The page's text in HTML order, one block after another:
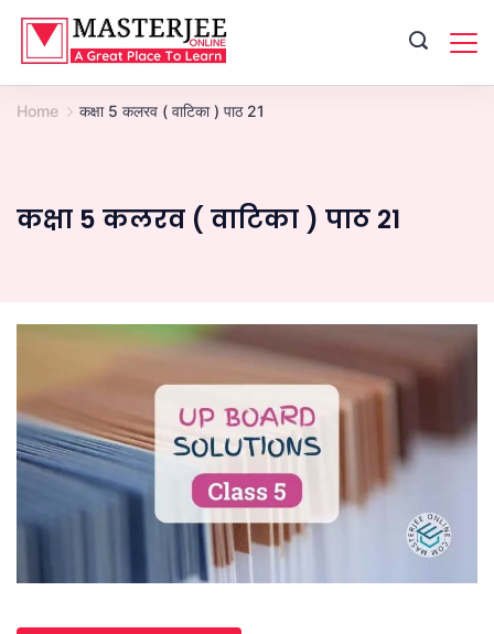
Skip
content
Home कक्षा 5 कलरव ( वाटिका ) पाठ 21
कक्षा 5 कलरव ( वाटिका ) पाठ 21